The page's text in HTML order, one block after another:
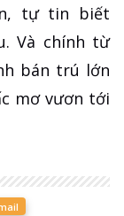
tự tin biết
Và chính từ
bán trú lớn
mơ vươn tới